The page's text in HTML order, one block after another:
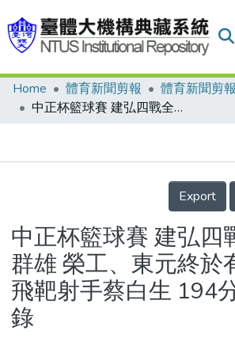
Communities & Collections
Statistics
Home 體育新聞剪報
體育新聞剪報
中正杯籃球賽 建弘四戰全勝領先群雄 榮工、東元終於有了勝績/飛靶射手蔡白生 194分平亞運紀錄
Details
Export
中正杯籃球賽 建弘四
群雄 榮工、東元終於
飛靶射手蔡白生 194
錄